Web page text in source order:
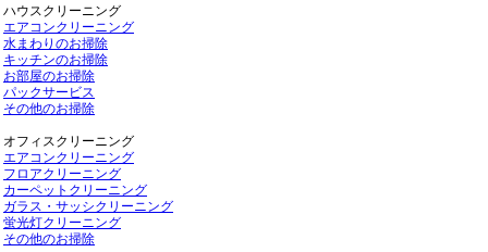
ハウスクリーニング
エアコンクリーニング
水まわりのお掃除
キッチンのお掃除
お部屋のお掃除
パックサービス
その他のお掃除
オフィスクリーニング
エアコンクリーニング
フロアクリーニング
カーペットクリーニング
ガラス・サッシクリーニング
蛍光灯クリーニング
その他のお掃除